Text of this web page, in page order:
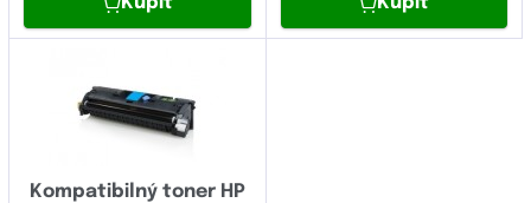
Kompatibilný toner HP